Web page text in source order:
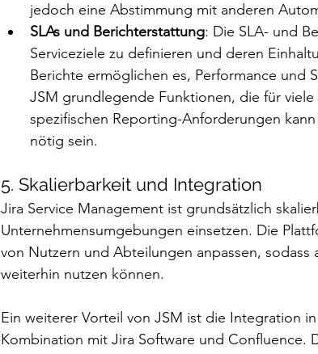
jedoch eine Abstimmung mit anderen
SLAs und Berichterstattung: Die SLA- und
Serviceziele zu definieren und deren
Berichte ermöglichen es, Performance und
JSM grundlegende Funktionen, die für
spezifischen Reporting-Anforderungen
nötig sein.
5. Skalierbarkeit und Integration
Jira Service Management ist grundsätzlich
Unternehmensumgebungen einsetzen. Die
von Nutzern und Abteilungen anpassen,
weiterhin nutzen können.
Ein weiterer Vorteil von JSM ist die Integration
Kombination mit Jira Software und Confluence.